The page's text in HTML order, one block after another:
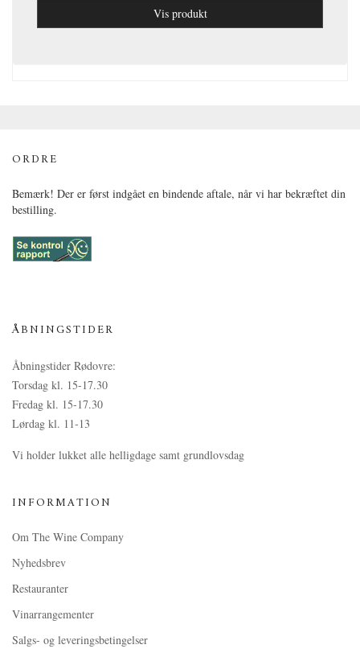
Vis produkt
ORDRE
Bemærk! Der er først indgået en bindende aftale, når vi har bekræftet din
bestilling.
ÅBNINGSTIDER
Åbningstider Rødovre:
Torsdag kl. 15-17.30
Fredag kl. 15-17.30
Lørdag kl. 11-13
Vi holder lukket alle helligdage samt grundlovsdag
INFORMATION
Om The Wine Company
Nyhedsbrev
Restauranter
Vinarrangementer
Salgs- og leveringsbetingelser